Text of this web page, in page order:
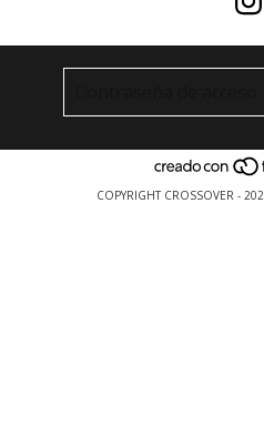
COPYRIGHT CROSSOVER -